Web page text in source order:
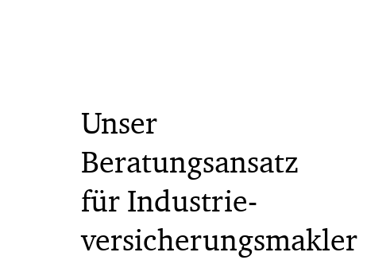
Unser
Beratungsansatz
für Industrie-
versicherungsmakler